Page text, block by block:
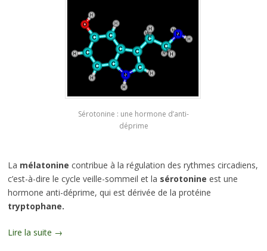
Sérotonine : une hormone d’anti-
déprime
La mélatonine contribue à la régulation des rythmes circadiens,
c’est-à-dire le cycle veille-sommeil et la sérotonine est une
hormone anti-déprime, qui est dérivée de la protéine
tryptophane.
Lire la suite →